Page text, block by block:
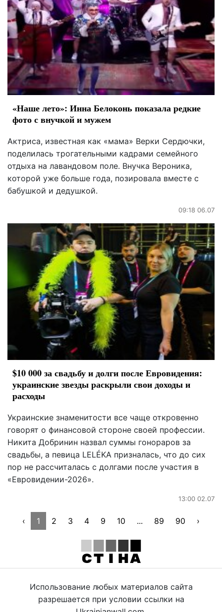
«Наше лето»: Инна Белоконь показала редкие
фото с внучкой и мужем
Актриса, известная как «мама» Верки Сердючки,
поделилась трогательными кадрами семейного
отдыха на лавандовом поле. Внучка Вероника,
которой уже больше года, позировала вместе с
бабушкой и дедушкой.
09:18 06.07
$10 000 за свадьбу и долги после Евровидения:
украинские звезды раскрыли свои доходы и
расходы
Украинские знаменитости все чаще откровенно
говорят о финансовой стороне своей профессии.
Никита Добринин назвал суммы гонораров за
свадьбы, а певица LELÉKA призналась, что до сих
пор не рассчиталась с долгами после участия в
«Евровидении-2026».
13:00 02.07
‹ 1 2 3 4 9 10 ... 89 90 ›
Использование любых материалов сайта
разрешается при условии ссылки на